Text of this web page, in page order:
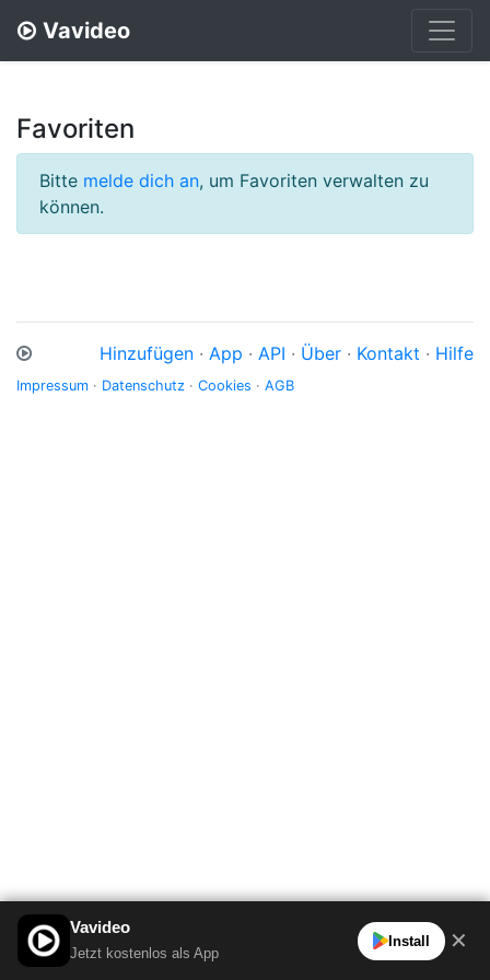
Vavideo
Favoriten
Bitte melde dich an, um Favoriten verwalten zu
können.
Hinzufügen · App · API · Über · Kontakt · Hilfe
Impressum · Datenschutz · Cookies · AGB
Vavideo
Jetzt kostenlos als App
Install ✕